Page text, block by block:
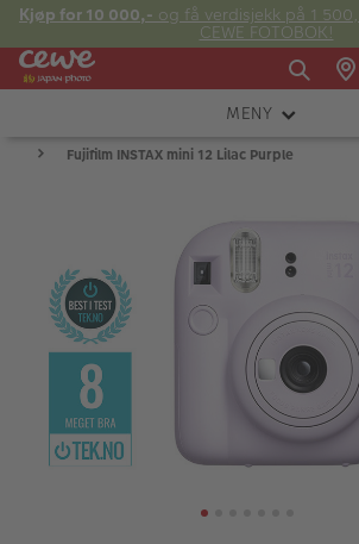
Kjøp for 10 000,- og få verdisjekk på 1
CEWE FOTOBOK!
Fre:
20:00
E-post:
MENY
KAMERA
LYS OG STUDIO
INSTANTFOTO
ANALOG
KIKKERTER
Fujifilm INSTAX mini 12 Lilac Purple